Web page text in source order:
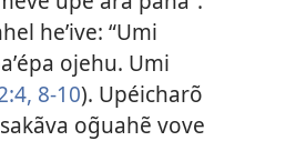
heʼive: “Umi
ojehu. Umi
8-10). Upéicharõ
og̃uahẽ vove